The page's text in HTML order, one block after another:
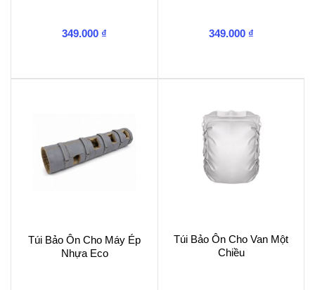
349.000 ₫ 349.000 ₫
Túi Bảo Ôn Cho Máy Ép
Nhựa Eco
Túi Bảo Ôn Cho Van Một
Chiều